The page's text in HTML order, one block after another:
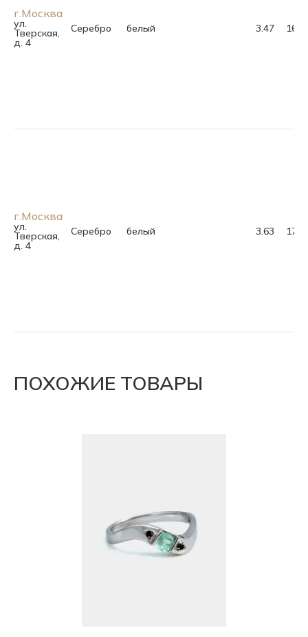
г.Москва
ул.
Тверская,
д. 4
Серебро белый 3.47 16.5
г.Москва
ул.
Тверская,
д. 4
Серебро белый 3.63 17.5
ПОХОЖИЕ ТОВАРЫ